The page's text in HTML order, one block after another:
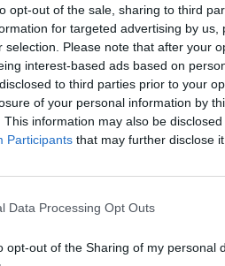
opt-out of the sale, sharing to third
for targeted advertising by
selection. Please note that after your
interest-based ads based on
to third parties prior to your
of your personal information by
This information may also be
Participants that may further disclose
Data Processing Opt Outs
opt-out of the Sharing of my personal
nel 2024 dal Comune di
attualmente circa
enti del terzo
«L’obiettivo –
per comprendere
trasformazione